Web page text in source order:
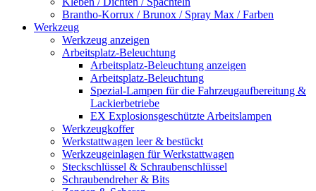
Brantho-Korrux / Brunox / Spray Max / Farben
Werkzeug
Werkzeug anzeigen
Arbeitsplatz-Beleuchtung
Arbeitsplatz-Beleuchtung anzeigen
Arbeitsplatz-Beleuchtung
Spezial-Lampen für die Fahrzeugaufbereitung &
Lackierbetriebe
EX Explosionsgeschützte Arbeitslampen
Werkzeugkoffer
Werkstattwagen leer & bestückt
Werkzeugeinlagen für Werkstattwagen
Steckschlüssel & Schraubenschlüssel
Schraubendreher & Bits